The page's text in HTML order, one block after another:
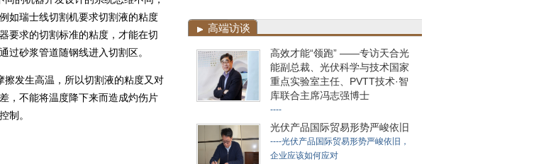
如瑞士线切割机要求切割液的粘度
要求的切割标准的粘度，才能在切
过砂浆管道随钢线进入切割区。
发生高温，所以切割液的粘度又对
，不能将温度降下来而造成灼伤片
制。
高端访谈
高效才能“领跑” ——专访天合光
能副总裁、光伏科学与技术国家
重点实验室主任、PVTT技术·智
库联合主席冯志强博士
----
光伏产品国际贸易形势严峻依旧
----光伏产品国际贸易形势严峻依旧，
企业应该如何应对